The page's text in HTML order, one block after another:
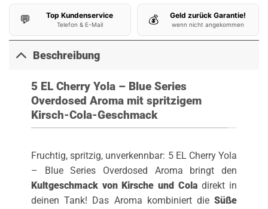
💬 Top Kundenservice
Telefon & E-Mail 💰 Geld zurück Garantie!
wenn nicht angekommen
Beschreibung
5 EL Cherry Yola – Blue Series
Overdosed Aroma mit spritzigem
Kirsch-Cola-Geschmack
Fruchtig, spritzig, unverkennbar: 5 EL Cherry Yola
– Blue Series Overdosed Aroma bringt den
Kultgeschmack von Kirsche und Cola direkt in
deinen Tank! Das Aroma kombiniert dieSüße